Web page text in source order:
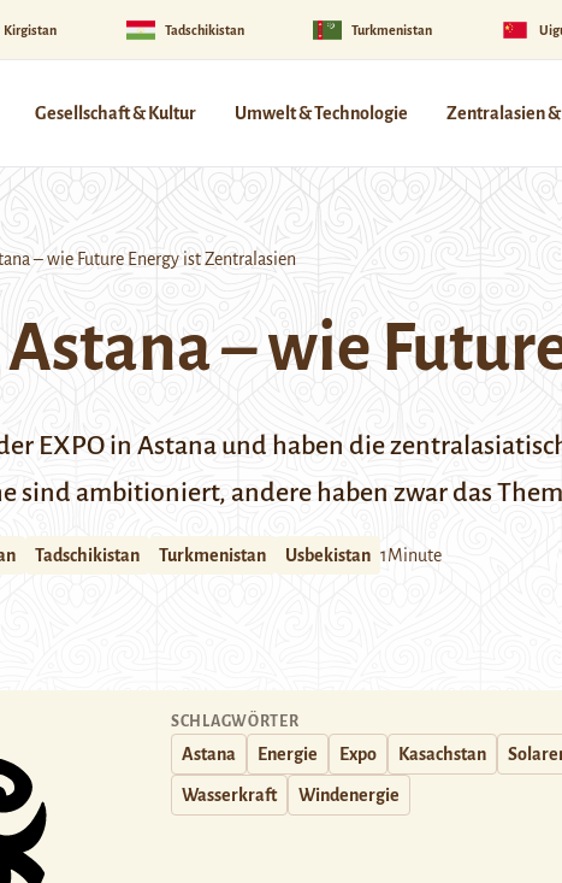
Kirgistan Tadschikistan Turkmenistan
Gesellschaft & Kultur Umwelt & Technologie Zentralasien
– wie Future Energy ist Zentralasien
Astana – wie
EXPO in Astana und haben die
sind ambitioniert, andere haben zwar das
Tadschikistan Turkmenistan Usbekistan 1Minute
SCHLAGWÖRTER
Astana Energie Expo Kasachstan
Wasserkraft Windenergie